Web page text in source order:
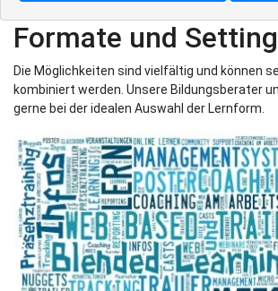
Formate und
Die Möglichkeiten sind vielfältig und können
kombiniert werden. Unsere Bildungsberater
gerne bei der idealen Auswahl der Lernform.